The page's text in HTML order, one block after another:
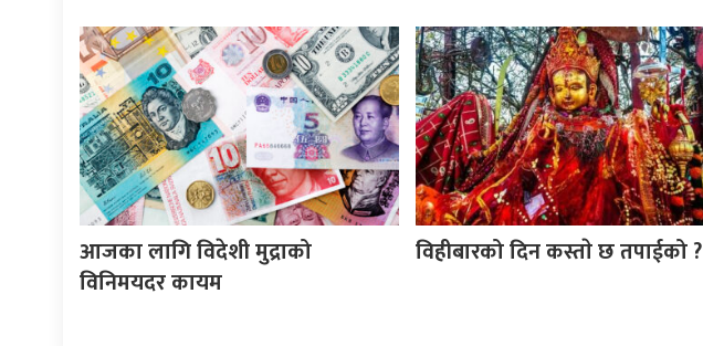
आजका लागि विदेशी मुद्राको
विनिमयदर कायम
विहीबारको दिन कस्ताे छ तपाईको ?